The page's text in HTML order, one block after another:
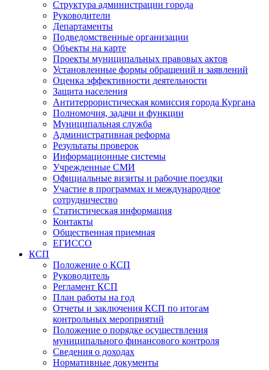
Структура администрации города
Руководители
Департаменты
Подведомственные организации
Объекты на карте
Проекты муниципальных правовых актов
Установленные формы обращений и заявлений
Оценка эффективности деятельности
Защита населения
Антитеррористическая комиссия города Кургана
Полномочия, задачи и функции
Муниципальная служба
Административная реформа
Результаты проверок
Информационные системы
Учрежденные СМИ
Официальные визиты и рабочие поездки
Участие в программах и международное
сотрудничество
Статистическая информация
Контакты
Общественная приемная
ЕГИССО
КСП
Положение о КСП
Руководитель
Регламент КСП
План работы на год
Отчеты и заключения КСП по итогам
контрольных мероприятий
Положение о порядке осуществления
муниципального финансового контроля
Сведения о доходах
Нормативные документы